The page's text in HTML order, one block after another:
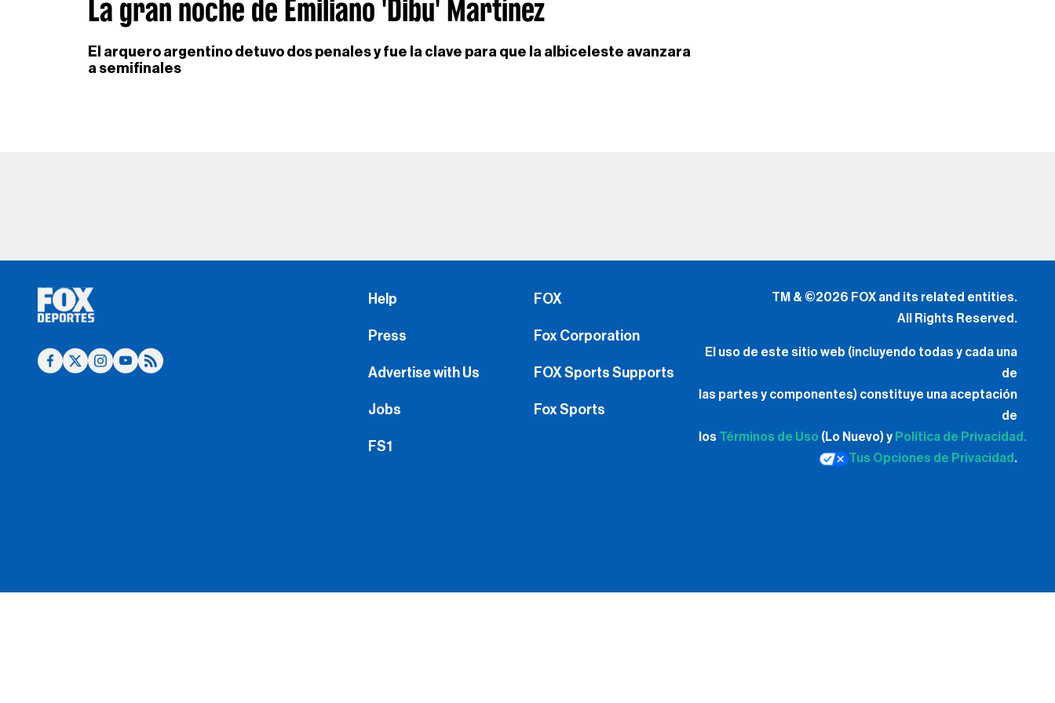
La gran noche de Emiliano 'Dibu' Martínez
El arquero argentino detuvo dos penales y fue la clave para que la albiceleste avanzara
a semifinales
Help
Press
Advertise with Us
Jobs
FS1
FOX
Fox Corporation
FOX Sports Supports
Fox Sports
TM & ©2026 FOX and its related entities.
All Rights Reserved.
El uso de este sitio web (incluyendo todas y cada una
de
las partes y componentes) constituye una aceptación
de
los Términos de Uso (Lo Nuevo) y Política de Privacidad.
Tus Opciones de Privacidad .